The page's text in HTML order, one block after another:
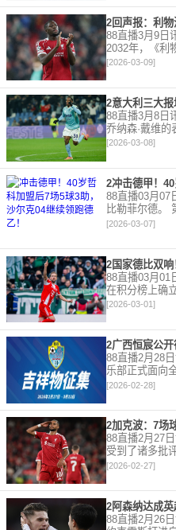
88直播3月9日
2032年，《利
的合同情况，
题。 对于利物
期，俱乐
[2026-03-09]
88直播3月8日
乔纳森·戴维的
比赛，戴维半
《罗马体育报
出4分
[2026-03-08]
88直播03月07
比勒菲尔德。
借哲科的进球
[2026-03-07]
88直播03月01
在积分榜上确
演双响。 本赛
在到目前为止
[2026-03-01]
88直播2月28
乐部正式面向
要求 1. 主体
[2026-02-28]
88直播2月27
受到了诸多批
在接受天空体
队对赛季目前
赛季并
[2026-02-27]
88直播2月26